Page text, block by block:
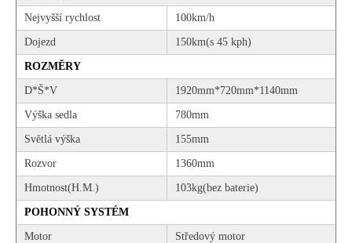
Nejvyšší rychlost 100km/h
Dojezd 150km(s 45 kph)
ROZMĚRY
D*Š*V 1920mm*720mm*1140mm
Výška sedla 780mm
Světlá výška 155mm
Rozvor 1360mm
Hmotnost(H.M.) 103kg(bez baterie)
POHONNÝ SYSTÉM
Motor Středový motor